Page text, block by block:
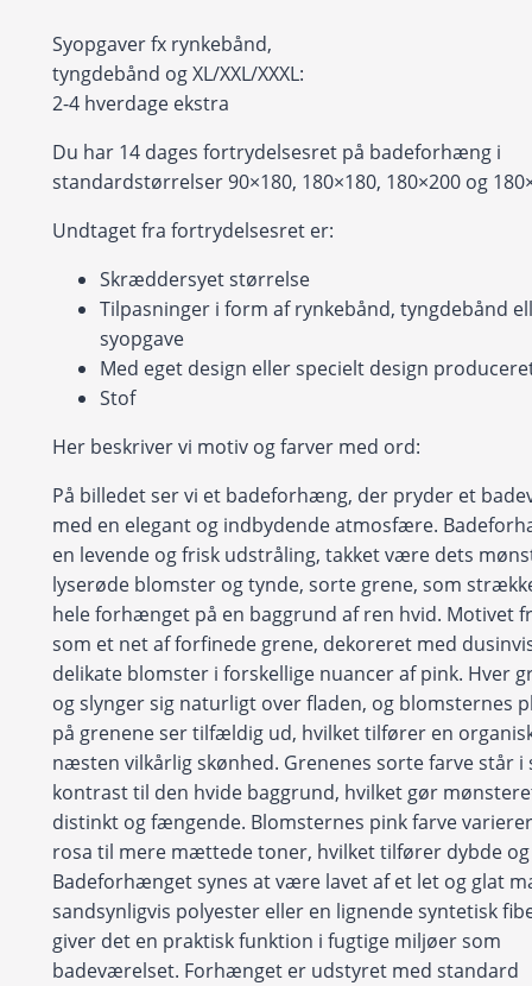
Syopgaver fx rynkebånd,
tyngdebånd og XL/XXL/XXXL:
2-4 hverdage ekstra
Du har 14 dages fortrydelsesret på badeforhæng i
standardstørrelser 90×180, 180×180, 180×200 og
Undtaget fra fortrydelsesret er:
Skræddersyet størrelse
Tilpasninger i form af rynkebånd, tyngdebånd
syopgave
Med eget design eller specielt design
Stof
Her beskriver vi motiv og farver med ord:
På billedet ser vi et badeforhæng, der pryder et
med en elegant og indbydende atmosfære.
en levende og frisk udstråling, takket være dets
lyserøde blomster og tynde, sorte grene, som
hele forhænget på en baggrund af ren hvid. Motivet
som et net af forfinede grene, dekoreret med
delikate blomster i forskellige nuancer af pink. Hver
og slynger sig naturligt over fladen, og blomsternes
på grenene ser tilfældig ud, hvilket tilfører en
næsten vilkårlig skønhed. Grenenes sorte farve står i
kontrast til den hvide baggrund, hvilket gør
distinkt og fængende. Blomsternes pink farve
rosa til mere mættede toner, hvilket tilfører dybde
Badeforhænget synes at være lavet af et let og glat
sandsynligvis polyester eller en lignende syntetisk
giver det en praktisk funktion i fugtige miljøer som
badeværelset. Forhænget er udstyret med standard